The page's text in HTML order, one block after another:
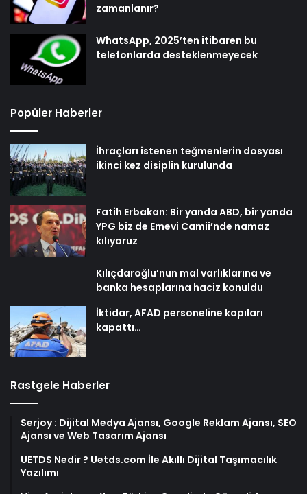
zamanlanır?
WhatsApp, 2025’ten itibaren bu
telefonlarda desteklenmeyecek
Popüler Haberler
İhraçları istenen teğmenlerin dosyası
ikinci kez disiplin kurulunda
Fatih Erbakan: Bir yanda ABD, bir yanda
YPG biz de Emevi Camii’nde namaz
kılıyoruz
Kılıçdaroğlu’nun mal varlıklarına ve
banka hesaplarına haciz konuldu
İktidar, AFAD personeline kapıları
kapattı…
Rastgele Haberler
Serjoy : Dijital Medya Ajansı, Google Reklam Ajansı, SEO
Ajansı ve Web Tasarım Ajansı
UETDS Nedir ? Uetds.com İle Akıllı Dijital Taşımacılık
Yazılımı